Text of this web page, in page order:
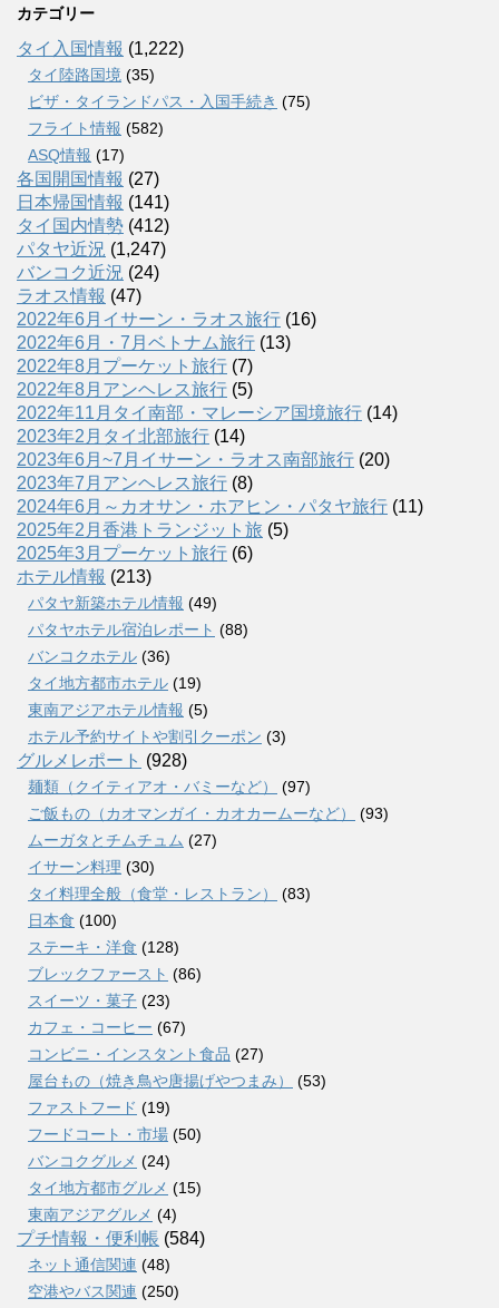
カテゴリー
タイ入国情報 (1,222)
タイ陸路国境 (35)
ビザ・タイランドパス・入国手続き (75)
フライト情報 (582)
ASQ情報 (17)
各国開国情報 (27)
日本帰国情報 (141)
タイ国内情勢 (412)
パタヤ近況 (1,247)
バンコク近況 (24)
ラオス情報 (47)
2022年6月イサーン・ラオス旅行 (16)
2022年6月・7月ベトナム旅行 (13)
2022年8月プーケット旅行 (7)
2022年8月アンヘレス旅行 (5)
2022年11月タイ南部・マレーシア国境旅行 (14)
2023年2月タイ北部旅行 (14)
2023年6月~7月イサーン・ラオス南部旅行 (20)
2023年7月アンヘレス旅行 (8)
2024年6月～カオサン・ホアヒン・パタヤ旅行 (11)
2025年2月香港トランジット旅 (5)
2025年3月プーケット旅行 (6)
ホテル情報 (213)
パタヤ新築ホテル情報 (49)
パタヤホテル宿泊レポート (88)
バンコクホテル (36)
タイ地方都市ホテル (19)
東南アジアホテル情報 (5)
ホテル予約サイトや割引クーポン (3)
グルメレポート (928)
麺類（クイティアオ・バミーなど）
(97)
ご飯もの（カオマンガイ・カオカームーなど）
(93)
ムーガタとチムチュム (27)
イサーン料理 (30)
タイ料理全般（食堂・レストラン）
(83)
日本食 (100)
ステーキ・洋食 (128)
ブレックファースト (86)
スイーツ・菓子 (23)
カフェ・コーヒー (67)
コンビニ・インスタント食品 (27)
屋台もの（焼き鳥や唐揚げやつまみ）
(53)
ファストフード (19)
フードコート・市場 (50)
バンコクグルメ (24)
タイ地方都市グルメ (15)
東南アジアグルメ (4)
プチ情報・便利帳 (584)
ネット通信関連 (48)
空港やバス関連 (250)